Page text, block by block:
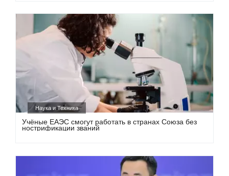
Наука и Техника
Учёные ЕАЭС смогут работать в странах Союза без
нострификации званий